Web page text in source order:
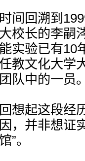
时间回溯到
大校长的李嗣
能实验已有10
教文化大学
团队中的一员
回想起这段经
因，并非想证
馆”。